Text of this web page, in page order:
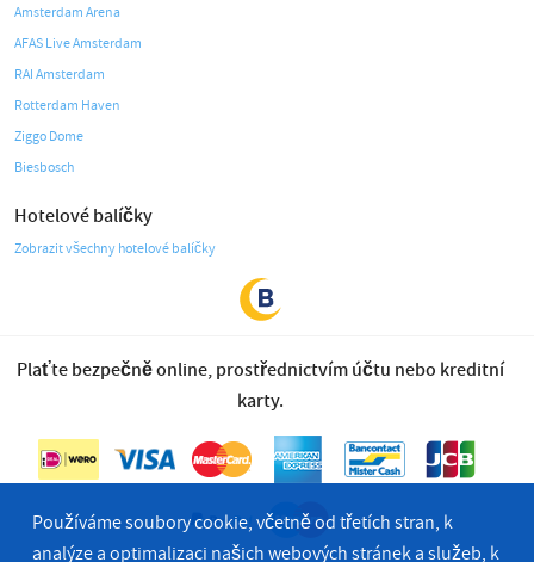
Amsterdam Arena
AFAS Live Amsterdam
RAI Amsterdam
Rotterdam Haven
Ziggo Dome
Biesbosch
Hotelové balíčky
Zobrazit všechny hotelové balíčky
Plaťte bezpečně online, prostřednictvím účtu nebo kreditní
karty.
Používáme soubory cookie, včetně od třetích stran, k
analýze a optimalizaci našich webových stránek a služeb, k